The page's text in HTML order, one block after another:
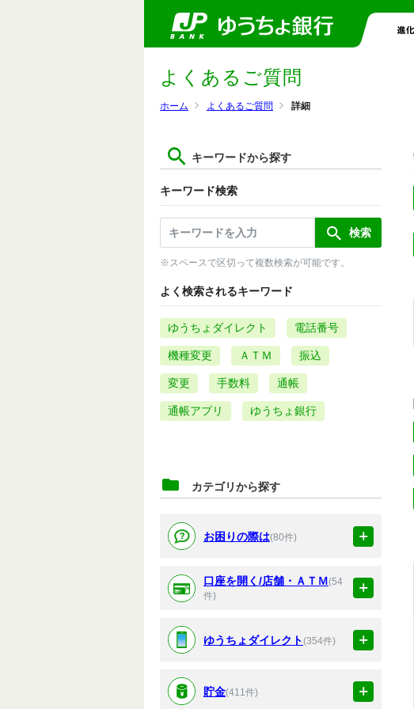
ホーム よくあるご質問 詳細
よくあるご質問
キーワードから探す
キーワード検索
※スペースで区切って複数検索が可能です。
よく検索されるキーワード
ゆうちょダイレクト 電話番号
機種変更 ＡＴＭ 振込
変更 手数料 通帳
通帳アプリ ゆうちょ銀行
カテゴリから探す
お困りの際は(80件)
口座を開く/店舗・ＡＴＭ(54
件)
ゆうちょダイレクト(354件)
貯金(411件)